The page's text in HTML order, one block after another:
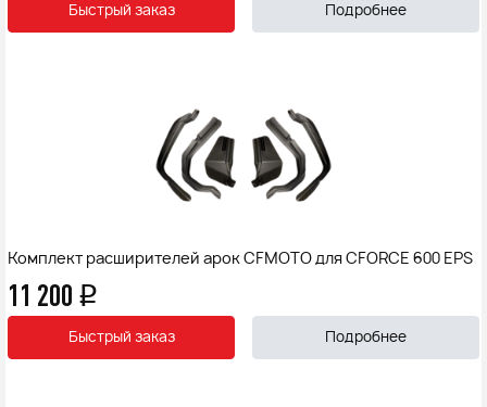
Быстрый заказ Подробнее
Комплект расширителей арок CFMOTO для CFORCE 600 EPS
11 200 q
Быстрый заказ Подробнее